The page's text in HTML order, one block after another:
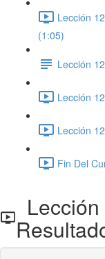
Lección
(1:05)
Lección
Lección
Lección
Fin Del